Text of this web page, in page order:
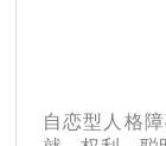
自恋型人格